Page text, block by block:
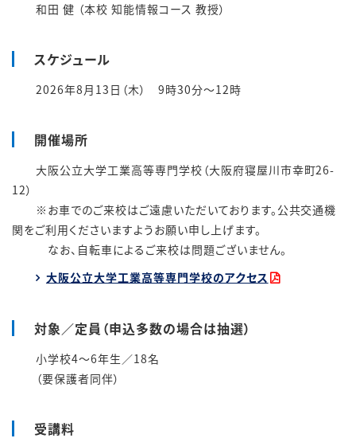
和田 健 （本校 知能情報コース 教授）
スケジュール
2026年8月13 日（木） 9時30分～12時
開催場所
大阪公立大学工業高等専門学校（大阪府寝屋川市幸町26-
12）
※お車でのご来校はご遠慮いただいております。公共交通機
関をご利用くださいますようお願い申し上げます。
なお、自転車によるご来校は問題ございません。
大阪公立大学工業高等専門学校のアクセス
対象／定員（申込多数の場合は抽選）
小学校4～6年生 ／18名
（要保護者同伴）
受講料